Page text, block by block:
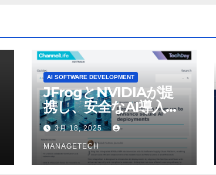
AI SOFTWARE DEVELOPMENT
JFrogとNVIDIAが提
携し、安全なAI導入を
強化
3月 18, 2025
MANAGETECH